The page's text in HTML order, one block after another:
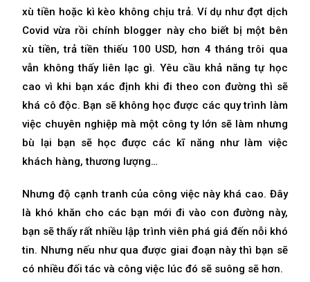
xù tiền hoặc kì kèo không chịu trả. Ví dụ như đợt dịch
Covid vừa rồi chính blogger này cho biết bị một bên
xù tiền, trả tiền thiếu 100 USD, hơn 4 tháng trôi qua
vẫn không thấy liên lạc gì. Yêu cầu khả năng tự học
cao vì khi bạn xác định khi đi theo con đường thì sẽ
khá cô độc. Bạn sẽ không học được các quy trình làm
việc chuyên nghiệp mà một công ty lớn sẽ làm nhưng
bù lại bạn sẽ học được các kĩ năng như làm việc
khách hàng, thương lượng…
Nhưng độ cạnh tranh của công việc này khá cao. Đây
là khó khăn cho các bạn mới đi vào con đường này,
bạn sẽ thấy rất nhiều lập trình viên phá giá đến nỗi khó
tin. Nhưng nếu như qua được giai đoạn này thì bạn sẽ
có nhiều đối tác và công việc lúc đó sẽ suông sẽ hơn.